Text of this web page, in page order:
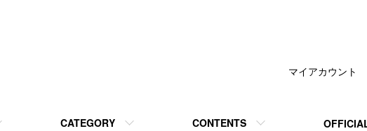
CATEGORY CONTENTS
マイアカウント